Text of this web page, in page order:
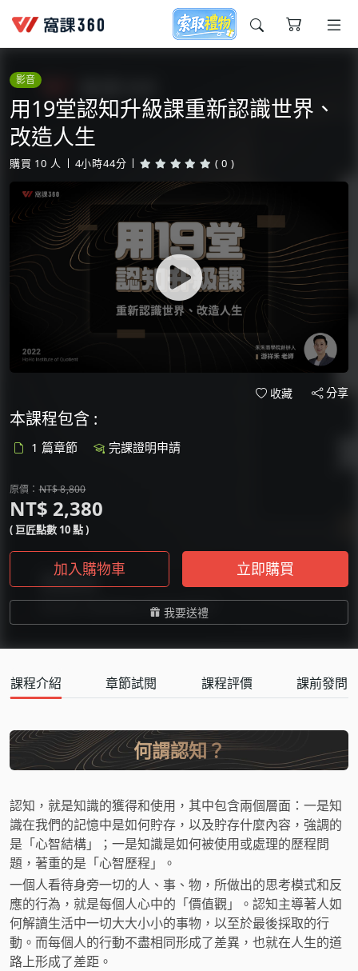
今天想要學什麼?
窩課推薦給您
影音
用19堂認知升級課重新認識世界、
改造人生
購買 10 人 4小時44分 ( 0 )
收藏 分享
本課程包含 :
1 篇章節 完課證明申請
原價：NT$ 8,800
NT$ 2,380
( 巨匠點數 10 點 )
加入購物車 立即購買
我要送禮
課程介紹 章節試閱 課程評價 課前發問
何謂認知？
認知，就是知識的獲得和使用，其中包含兩個層面：一是知
識在我們的記憶中是如何貯存，以及貯存什麼內容，強調的
是「心智結構」；一是知識是如何被使用或處理的歷程問
題，著重的是「心智歷程」。
一個人看待身旁一切的人、事、物，所做出的思考模式和反
應的行為，就是每個人心中的「價值觀」。認知主導著人如
何解讀生活中一切大大小小的事物，以至於最後採取的行
動。而每個人的行動不盡相同形成了差異，也就在人生的道
路上形成了差距。